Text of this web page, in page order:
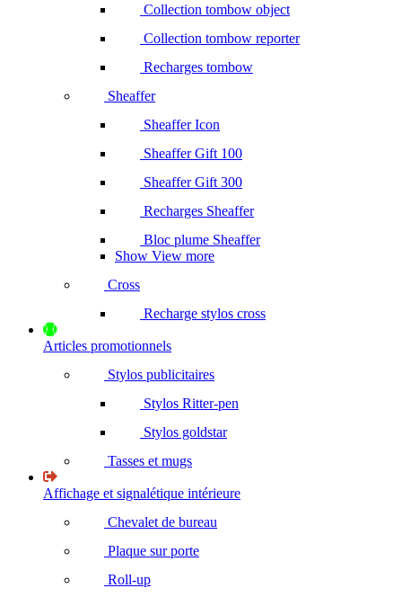
Collection tombow object
Collection tombow reporter
Recharges tombow
Sheaffer
Sheaffer Icon
Sheaffer Gift 100
Sheaffer Gift 300
Recharges Sheaffer
Bloc plume Sheaffer
Show View more
Cross
Recharge stylos cross
Articles promotionnels
Stylos publicitaires
Stylos Ritter-pen
Stylos goldstar
Tasses et mugs
Affichage et signalétique intérieure
Chevalet de bureau
Plaque sur porte
Roll-up